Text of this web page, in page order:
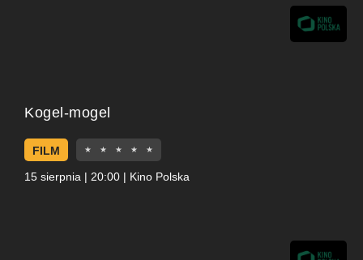
Kogel-mogel
FILM ★ ★ ★ ★ ★
15 sierpnia | 20:00 | Kino Polska